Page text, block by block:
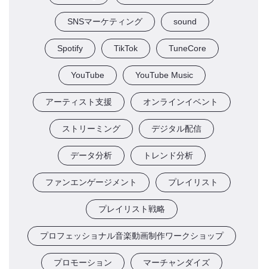
SNSマーケティング sound
Spotify TikTok TuneCore
YouTube YouTube Music
アーティスト支援 オンラインイベント
ストリーミング デジタル配信
データ分析 トレンド分析
ファンエンゲージメント プレイリスト
プレイリスト戦略
プロフェッショナル音楽動画制作ワークショップ
プロモーション マーチャンダイズ